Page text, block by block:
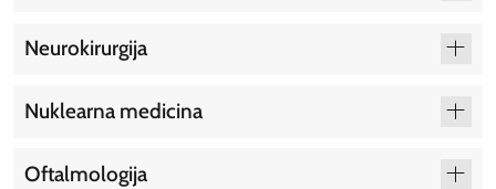
Neurokirurgija
Nuklearna medicina
Oftalmologija